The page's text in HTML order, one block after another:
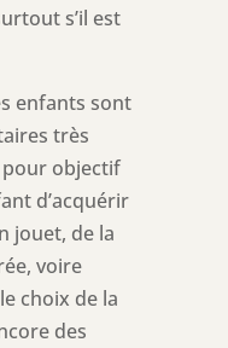
s’il est
enfants sont
très
objectif
d’acquérir
jouet, de la
voire
choix de la
des